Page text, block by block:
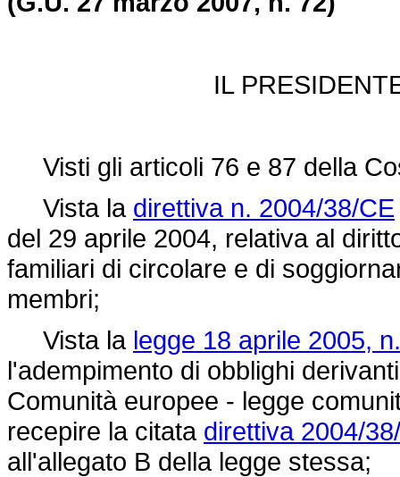
IL
Visti gli articoli 76 e 87 della
Vista la direttiva n. 2004/38/CE
del 29 aprile 2004, relativa al
familiari di circolare e di
membri;
Vista la legge 18 aprile 2005,
l'adempimento di obblighi
Comunità europee - legge
recepire la citata direttiva 2004/
all'allegato B della legge stessa;